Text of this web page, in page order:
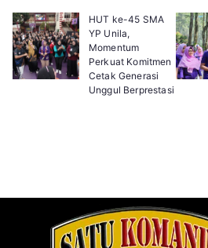
HUT ke-45 SMA
YP Unila,
Momentum
Perkuat Komitmen
Cetak Generasi
Unggul Berprestasi